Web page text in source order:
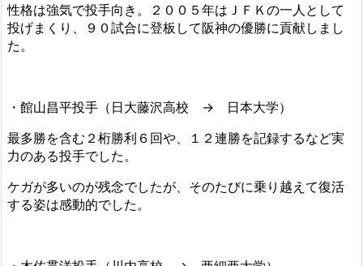
性格は強気で投手向き。２００５年はＪＦＫの一人として
投げまくり、９０試合に登板して阪神の優勝に貢献しまし
た。
・館山昌平投手（日大藤沢高校 → 日本大学）
最多勝を含む２桁勝利６回や、１２連勝を記録するなど実
力のある投手でした。
ケガが多いのが残念でしたが、そのたびに乗り越えて復活
する姿は感動的でした。